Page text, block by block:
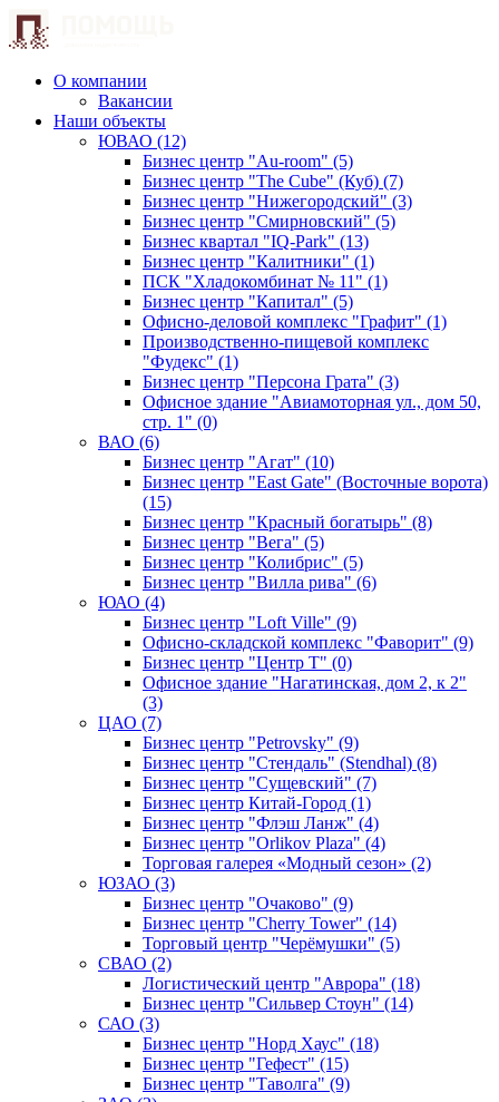
О компании
Вакансии
Наши объекты
ЮВАО (12)
Бизнес центр "Au-room" (5)
Бизнес центр "The Cube" (Куб) (7)
Бизнес центр "Нижегородский" (3)
Бизнес центр "Смирновский" (5)
Бизнес квартал "IQ-Park" (13)
Бизнес центр "Калитники" (1)
ПСК "Хладокомбинат № 11" (1)
Бизнес центр "Капитал" (5)
Офисно-деловой комплекс "Графит" (1)
Производственно-пищевой комплекс
"Фудекс" (1)
Бизнес центр "Персона Грата" (3)
Офисное здание "Авиамоторная ул., дом 50,
стр. 1" (0)
ВАО (6)
Бизнес центр "Агат" (10)
Бизнес центр "East Gate" (Восточные ворота)
(15)
Бизнес центр "Красный богатырь" (8)
Бизнес центр "Вега" (5)
Бизнес центр "Колибрис" (5)
Бизнес центр "Вилла рива" (6)
ЮАО (4)
Бизнес центр "Loft Ville" (9)
Офисно-складской комплекс "Фаворит" (9)
Бизнес центр "Центр Т" (0)
Офисное здание "Нагатинская, дом 2, к 2"
(3)
ЦАО (7)
Бизнес центр "Petrovsky" (9)
Бизнес центр "Стендаль" (Stendhal) (8)
Бизнес центр "Сущевский" (7)
Бизнес центр Китай-Город (1)
Бизнес центр "Флэш Ланж" (4)
Бизнес центр "Orlikov Plaza" (4)
Торговая галерея «Модный сезон» (2)
ЮЗАО (3)
Бизнес центр "Очаково" (9)
Бизнес центр "Cherry Tower" (14)
Торговый центр "Черёмушки" (5)
СВАО (2)
Логистический центр "Аврора" (18)
Бизнес центр "Сильвер Стоун" (14)
САО (3)
Бизнес центр "Норд Хаус" (18)
Бизнес центр "Гефест" (15)
Бизнес центр "Таволга" (9)